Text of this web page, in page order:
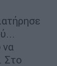
να
. Στο